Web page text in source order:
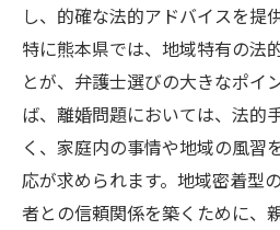
し、的確な法的アドバイスを提
特に熊本県では、地域特有の法
とが、弁護士選びの大きなポイ
ば、離婚問題においては、法的
く、家庭内の事情や地域の風習
応が求められます。地域密着型
者との信頼関係を築くために、